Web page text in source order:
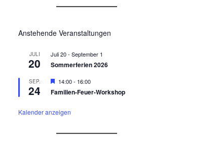
Anstehende Veranstaltungen
JULI
20
Juli 20- September 1
Sommerferien 2026
SEP.
24
Hervorgehoben
14:00- 16:00
Familien-Feuer-Workshop
Kalender anzeigen